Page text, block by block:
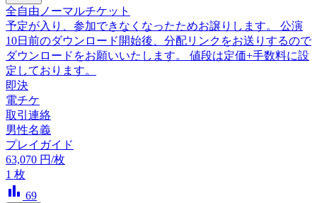
全自由ノーマルチケット
予定が入り、参加できなくなったためお譲りします。 公演
10日前のダウンロード開始後、分配リンクをお送りするので
ダウンロードをお願いいたします。 値段は定価+手数料に設
定しております。
即決
電チケ
取引連絡
男性名義
プレイガイド
63,070 円/枚
1 枚
bar_chart 69